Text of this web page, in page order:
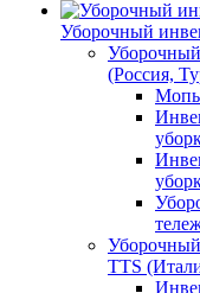
Уборочный
(Россия,
TTS